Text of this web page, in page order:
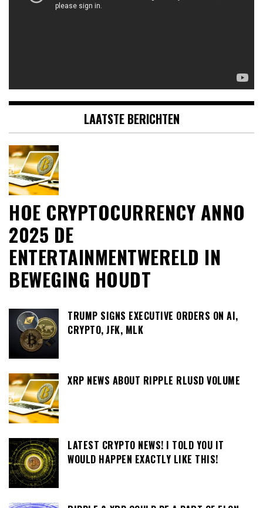
LAATSTE BERICHTEN
HOE CRYPTOCURRENCY ANNO
2025 DE
ENTERTAINMENTWERELD IN
BEWEGING HOUDT
TRUMP SIGNS EXECUTIVE ORDERS ON AI,
CRYPTO, JFK, MLK
XRP NEWS ABOUT RIPPLE RLUSD VOLUME
LATEST CRYPTO NEWS! I TOLD YOU IT
WOULD HAPPEN EXACTLY LIKE THIS!